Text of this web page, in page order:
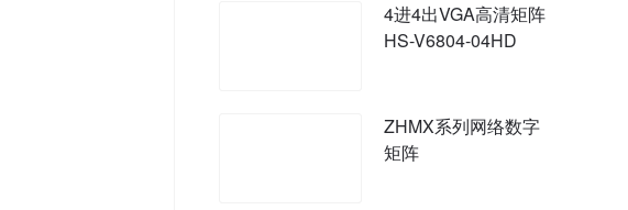
4进4出VGA高清矩阵
HS-V6804-04HD
ZHMX系列网络数字
矩阵